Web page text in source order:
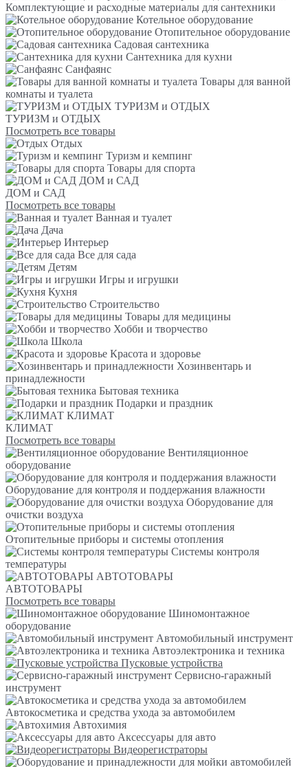
Комплектующие и расходные материалы для сантехники
Котельное оборудование
Отопительное оборудование
Садовая сантехника
Сантехника для кухни
Санфаянс
Товары для ванной
комнаты и туалета
ТУРИЗМ и ОТДЫХ
ТУРИЗМ и ОТДЫХ
Посмотреть все товары
Отдых
Туризм и кемпинг
Товары для спорта
ДОМ и САД
ДОМ и САД
Посмотреть все товары
Ванная и туалет
Дача
Интерьер
Все для сада
Детям
Игры и игрушки
Кухня
Строительство
Товары для медицины
Хобби и творчество
Школа
Красота и здоровье
Хозинвентарь и
принадлежности
Бытовая техника
Подарки и праздник
КЛИМАТ
КЛИМАТ
Посмотреть все товары
Вентиляционное
оборудование
Оборудование для контроля и поддержания влажности
Оборудование для
очистки воздуха
Отопительные приборы и системы отопления
Системы контроля
температуры
АВТОТОВАРЫ
АВТОТОВАРЫ
Посмотреть все товары
Шиномонтажное
оборудование
Автомобильный инструмент
Автоэлектроника и техника
Пусковые устройства
Сервисно-гаражный
инструмент
Автокосметика и средства ухода за автомобилем
Автохимия
Аксессуары для авто
Видеорегистраторы